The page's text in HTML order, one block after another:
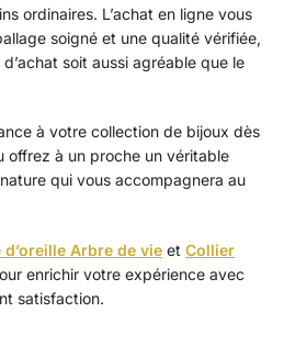
ordinaires. L’achat en ligne vous
soigné et une qualité vérifiée,
soit aussi agréable que le
à votre collection de bijoux dès
offrez à un proche un véritable
qui vous accompagnera au
d’oreille Arbre de vie et Collier
enrichir votre expérience avec
satisfaction.